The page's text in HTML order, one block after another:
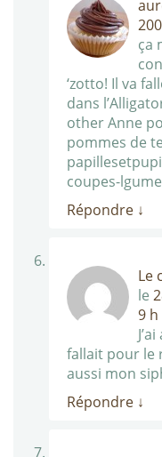
ça
‘zotto! Il va
dans
other Anne
pommes de
coupes-
Répondre ↓
Le
le
9 h
fallait pour le
aussi mon
Répondre ↓